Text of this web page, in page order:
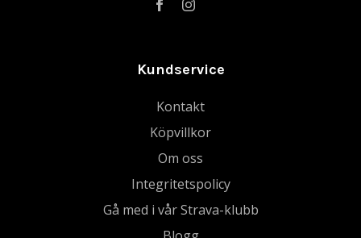
Kundservice
Kontakt
Köpvillkor
Om oss
Integritetspolicy
Gå med i vår Strava-klubb